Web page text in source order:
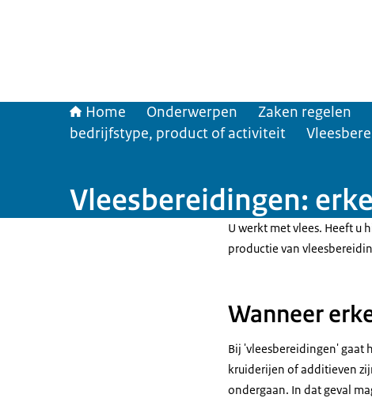
Home Onderwerpen Zaken regelen
bedrijfstype, product of activiteit
Vleesbereidingen:
U werkt met vlees. Heeft u
productie van
Wanneer
Bij 'vleesbereidingen' gaat
kruiderijen of additieven
ondergaan. In dat geval